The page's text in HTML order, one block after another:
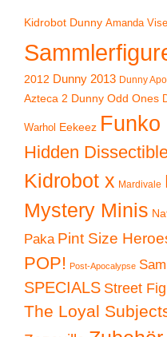
Kidrobot Dunny Amanda Visell
2012 Dunny 2013 Dunny
Azteca 2 Dunny Odd Ones
Warhol Eekeez
Hidden
Kidrobot x Mardivale
Mystery Minis
Paka Pint Size
POP! Post-Apocalypse
SPECIALS Street
The Loyal